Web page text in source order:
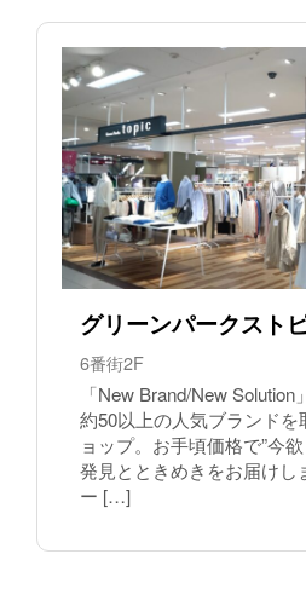
グリーンパークスト
6番街2F
「New Brand/New Solution
約50以上の人気ブランド
ョップ。お手頃価格で”今欲
発見とときめきをお届けし
ー […]